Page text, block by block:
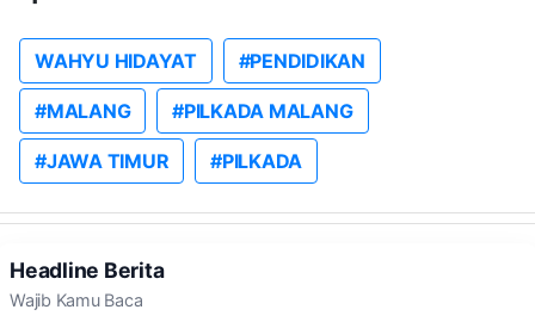
WAHYU HIDAYAT #PENDIDIKAN
#MALANG #PILKADA MALANG
#JAWA TIMUR #PILKADA
Headline Berita
Wajib Kamu Baca